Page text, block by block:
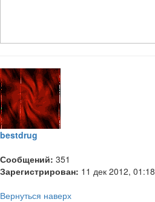
bestdrug
Сообщений: 351
Зарегистрирован: 11 дек 2012, 01:18
Вернуться наверх